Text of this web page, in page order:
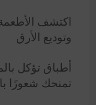
اكتشف
وتوديع الأرق
أطباق تؤكل
تمنحك شعورًا